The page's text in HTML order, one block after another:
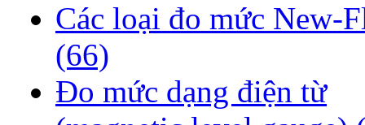
Các loại đo mức New-
(66)
Đo mức dạng điện từ